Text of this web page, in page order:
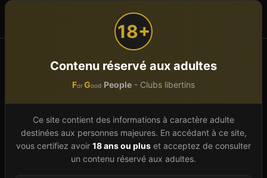
18+
Contenu réservé aux adultes
ForGood People - Clubs libertins
Ce site contient des informations à caractère adulte
destinées aux personnes majeures. En accédant à ce site,
vous certifiez avoir 18 ans ou plus et acceptez de consulter
un contenu réservé aux adultes.
Accueil Bars libertins Île-de-France Paris (75)
Bar libertinParis (75)
Le Paris (75) en Île-de-France propose 34 clubs
libertins identifiés dans notre annuaire 2026,
répartis sur 1 commune. Pour les couples